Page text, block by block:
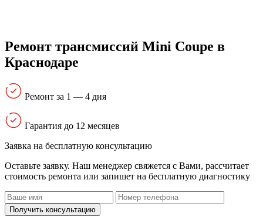
Ремонт трансмиссий Mini Coupe в
Краснодаре
Ремонт за 1 — 4 дня
Гарантия до 12 месяцев
Заявка на бесплатную консультацию
Оставьте заявку. Наш менеджер свяжется с Вами, расcчитает
стоимость ремонта или запишет на бесплатную диагностику
Получить консультацию